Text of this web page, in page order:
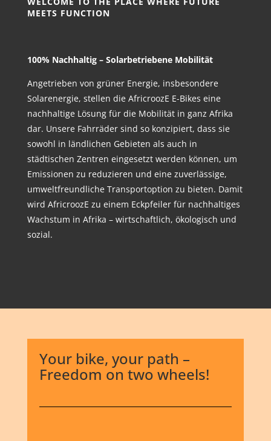
MEETS FUNCTION
100% Nachhaltig – Solarbetriebene Mobilität
Angetrieben von grüner Energie, insbesondere
Solarenergie, stellen die AfricroozE E-Bikes eine
nachhaltige Lösung für die Mobilität in ganz Afrika
dar. Unsere Fahrräder sind so konzipiert, dass sie
sowohl in ländlichen Gebieten als auch in
städtischen Zentren eingesetzt werden können, um
Emissionen zu reduzieren und eine zuverlässige,
umweltfreundliche Transportoption zu bieten. Damit
wird AfricroozE zu einem Eckpfeiler für nachhaltiges
Wachstum in Afrika – wirtschaftlich, ökologisch und
sozial.
Your bike, your path –
Freedom on two wheels!